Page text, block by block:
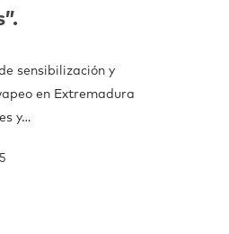
sensibilización y
en Extremadura
y…